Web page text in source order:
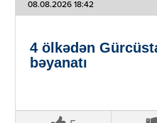
08.08.2026 18:42
4 ölkədən
bəyanatı